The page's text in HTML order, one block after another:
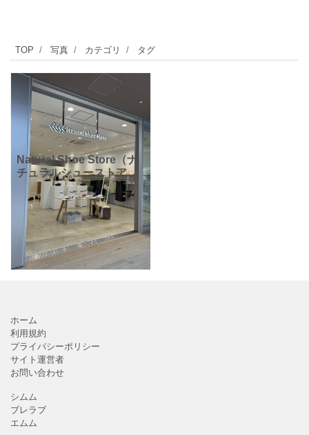
TOP 写真 カテゴリ タグ
Natural Shoe Store（ナ
チュラルシューストア）
自由が丘デュアオーネ店
（2F）です。 zozotown
内でも人気のブランドで
す。おしゃれな輸入靴な
ホーム
利用規約
プライバシーポリシー
サイト運営者
お問い合わせ
シムム
ブレラブ
エムム